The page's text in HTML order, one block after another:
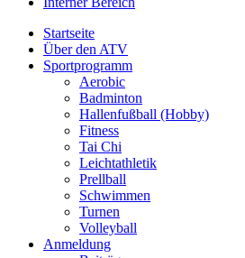
Startseite
Über den ATV
Sportprogramm
Aerobic
Badminton
Hallenfußball (Hobby)
Fitness
Tai Chi
Leichtathletik
Prellball
Schwimmen
Turnen
Volleyball
Anmeldung